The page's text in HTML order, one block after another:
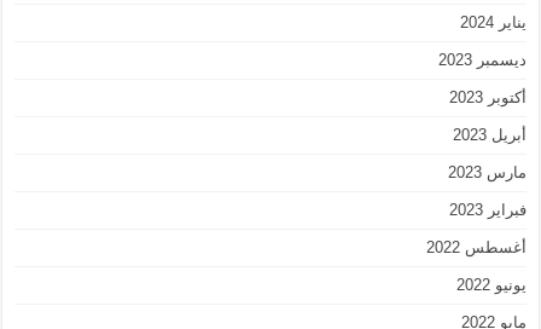
يناير 2024
ديسمبر 2023
أكتوبر 2023
أبريل 2023
مارس 2023
فبراير 2023
أغسطس 2022
يونيو 2022
مايو 2022